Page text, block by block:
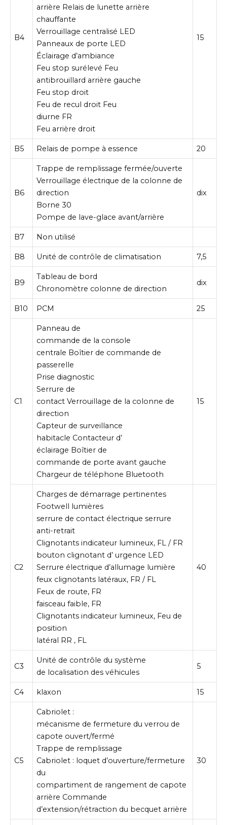
B4
arrière Relais de lunette arrière
chauffante
Verrouillage centralisé LED
Panneaux de porte LED
Éclairage d’ambiance
Feu stop surélevé Feu
antibrouillard arrière gauche
Feu stop droit
Feu de recul droit Feu
diurne FR
Feu arrière droit
15
B5 Relais de pompe à essence 20
B6
Trappe de remplissage fermée/ouverte
Verrouillage électrique de la colonne de
direction
Borne 30
Pompe de lave-glace avant/arrière
dix
B7 Non utilisé
B8 Unité de contrôle de climatisation 7,5
B9
Tableau de bord
Chronomètre colonne de direction
dix
B10 PCM 25
C1
Panneau de
commande de la console
centrale Boîtier de commande de
passerelle
Prise diagnostic
Serrure de
contact Verrouillage de la colonne de
direction
Capteur de surveillance
habitacle Contacteur d’
éclairage Boîtier de
commande de porte avant gauche
Chargeur de téléphone Bluetooth
15
C2
Charges de démarrage pertinentes
Footwell lumières
serrure de contact électrique serrure
anti-retrait
Clignotants indicateur lumineux, FL / FR
bouton clignotant d’ urgence LED
Serrure électrique d’allumage lumière
feux clignotants latéraux, FR / FL
Feux de route, FR
faisceau faible, FR
Clignotants indicateur lumineux, Feu de
position
latéral RR , FL
40
C3
Unité de contrôle du système
de localisation des véhicules
5
C4 klaxon 15
C5
Cabriolet :
mécanisme de fermeture du verrou de
capote ouvert/fermé
Trappe de remplissage
Cabriolet : loquet d’ouverture/fermeture
du
compartiment de rangement de capote
arrière Commande
d’extension/rétraction du becquet arrière
30